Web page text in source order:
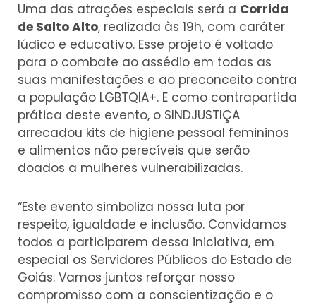
Uma das atrações especiais será a Corrida
de Salto Alto, realizada às 19h, com caráter
lúdico e educativo. Esse projeto é voltado
para o combate ao assédio em todas as
suas manifestações e ao preconceito contra
a população LGBTQIA+. E como contrapartida
prática deste evento, o SINDJUSTIÇA
arrecadou kits de higiene pessoal femininos
e alimentos não perecíveis que serão
doados a mulheres vulnerabilizadas.
“Este evento simboliza nossa luta por
respeito, igualdade e inclusão. Convidamos
todos a participarem dessa iniciativa, em
especial os Servidores Públicos do Estado de
Goiás. Vamos juntos reforçar nosso
compromisso com a conscientização e o